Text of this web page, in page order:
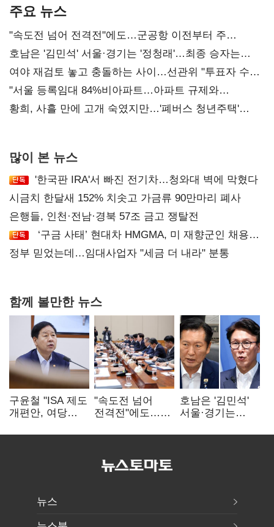
주요 뉴스
"속도전 넘어 전격전"에도…군공항 이전부터 주
52시간까지 '뇌관'
호남은 '김민석' 서울·경기는 '정청래'…최종 승자는
'안갯속'
여야 재검토 놓고 충돌하는 사이…선관위 "투표자 수
오차 당연"
"서울 등록임대 84%비아파트…아파트 규제와
달리해야"
황희, 사흘 만에 고개 숙였지만…'폐버스 청년주택'
많이 본 뉴스
'한국판 IRA'서 빠진 전기차…청와대 벽에 막혔다
시금치 한달새 152% 치솟고 가금류 90만마리 폐사
은행들, 인천·전남·경북 57조 금고 쟁탈전
‘구금 사태’ 현대차 HMGMA, 미 재향군인 채용
확대로 분위기 반전
정부 믿었는데…임대사업자 "세금 더 내라" 분통
함께 볼만한 뉴스
구윤철 "ISA 제도
개편안, 여당
제도 보완 적극
"속도전 넘어
전격전"에도…
주 52시간까지
호남은 '김민석'
서울·경기는
승자는 '안갯속'
뉴스